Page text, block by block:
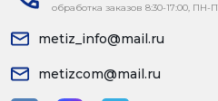
обработка заказов 8:30-17:00, ПН-
metiz_info@mail.ru
metizcom@mail.ru